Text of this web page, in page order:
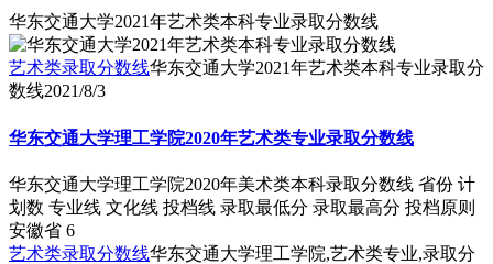
华东交通大学2021年艺术类本科专业录取分数线
艺术类录取分数线华东交通大学2021年艺术类本科专业录取分
数线2021/8/3
华东交通大学理工学院2020年艺术类专业录取分数线
华东交通大学理工学院2020年美术类本科录取分数线 省份 计
划数 专业线 文化线 投档线 录取最低分 录取最高分 投档原则
安徽省 6
艺术类录取分数线华东交通大学理工学院,艺术类专业,录取分